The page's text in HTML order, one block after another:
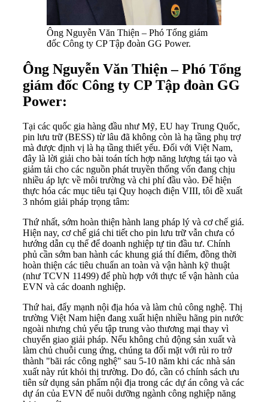
Ông Nguyễn Văn Thiện – Phó Tổng giám
đốc Công ty CP Tập đoàn GG Power.
Ông Nguyễn Văn Thiện – Phó Tổng
giám đốc Công ty CP Tập đoàn GG
Power:
Tại các quốc gia hàng đầu như Mỹ, EU hay Trung Quốc,
pin lưu trữ (BESS) từ lâu đã không còn là hạ tầng phụ trợ
mà được định vị là hạ tầng thiết yếu. Đối với Việt Nam,
đây là lời giải cho bài toán tích hợp năng lượng tái tạo và
giảm tải cho các nguồn phát truyền thống vốn đang chịu
nhiều áp lực về môi trường và chi phí đầu vào. Để hiện
thực hóa các mục tiêu tại Quy hoạch điện VIII, tôi đề xuất
3 nhóm giải pháp trọng tâm:
Thứ nhất, sớm hoàn thiện hành lang pháp lý và cơ chế giá.
Hiện nay, cơ chế giá chi tiết cho pin lưu trữ vẫn chưa có
hướng dẫn cụ thể để doanh nghiệp tự tin đầu tư. Chính
phủ cần sớm ban hành các khung giá thí điểm, đồng thời
hoàn thiện các tiêu chuẩn an toàn và vận hành kỹ thuật
(như TCVN 11499) để phù hợp với thực tế vận hành của
EVN và các doanh nghiệp.
Thứ hai, đẩy mạnh nội địa hóa và làm chủ công nghệ. Thị
trường Việt Nam hiện đang xuất hiện nhiều hãng pin nước
ngoài nhưng chủ yếu tập trung vào thương mại thay vì
chuyển giao giải pháp. Nếu không chủ động sản xuất và
làm chủ chuỗi cung ứng, chúng ta đối mặt với rủi ro trở
thành "bãi rác công nghệ" sau 5-10 năm khi các nhà sản
xuất này rút khỏi thị trường. Do đó, cần có chính sách ưu
tiên sử dụng sản phẩm nội địa trong các dự án công và các
dự án của EVN để nuôi dưỡng ngành công nghiệp năng